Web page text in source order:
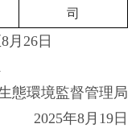
司
26日
環境監督管理局
2025年8月19日